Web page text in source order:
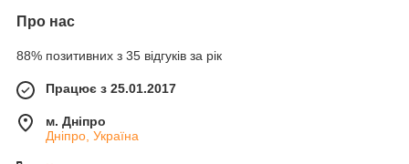
Про нас
88% позитивних з 35 відгуків за рік
Працює з 25.01.2017
м. Дніпро
Дніпро, Україна